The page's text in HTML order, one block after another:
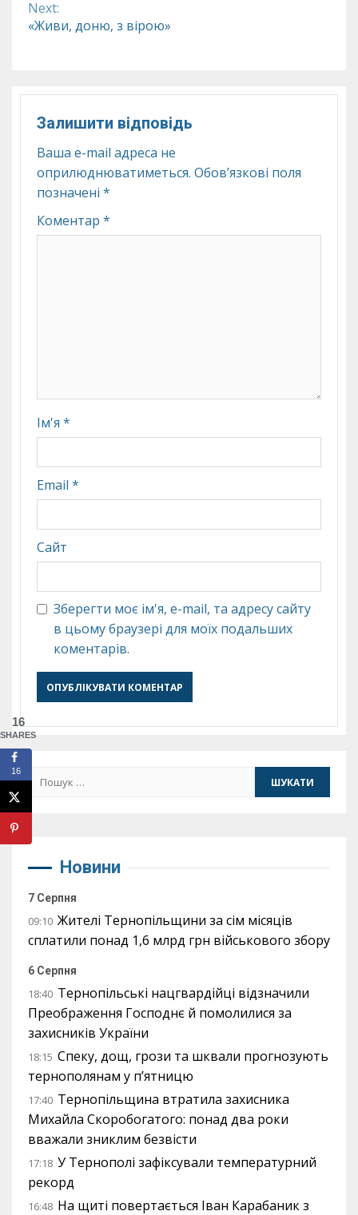
Next:
«Живи, доню, з вірою»
Залишити відповідь
Ваша e-mail адреса не
оприлюднюватиметься. Обов’язкові поля
позначені *
Коментар *
Ім'я *
Email *
Сайт
Зберегти моє ім'я, e-mail, та адресу сайту
в цьому браузері для моїх подальших
коментарів.
Пошук:
Новини
7 Серпня
09:10 Жителі Тернопільщини за сім місяців
сплатили понад 1,6 млрд грн військового збору
6 Серпня
18:40 Тернопільські нацгвардійці відзначили
Преображення Господнє й помолилися за
захисників України
18:15 Спеку, дощ, грози та шквали прогнозують
тернополянам у п’ятницю
17:40 Тернопільщина втратила захисника
Михайла Скоробогатого: понад два роки
вважали зниклим безвісти
17:18 У Тернополі зафіксували температурний
рекорд
16:48 На щиті повертається Іван Карабаник з
16
SHARES
16